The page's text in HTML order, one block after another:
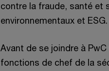
contre la fraude, santé et
environnementaux et ESG.
Avant de se joindre à
fonctions de chef de la